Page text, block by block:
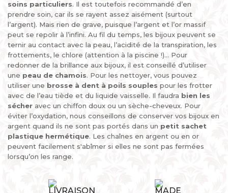
soins particuliers. Il est toutefois recommandé d’en
prendre soin, car ils se rayent assez aisément (surtout
l’argent). Mais rien de grave, puisque l’argent et l’or massif
peut se repolir à l’infini. Au fil du temps, les bijoux peuvent se
ternir au contact avec la peau, l’acidité de la transpiration, les
frottements, le chlore (attention à la piscine !)... Pour
redonner de la brillance aux bijoux, il est conseillé d’utiliser
une peau de chamois. Pour les nettoyer, vous pouvez
utiliser une brosse à dent à poils souples pour les frotter
avec de l’eau tiède et du liquide vaisselle. Il faudra bien les
sécher avec un chiffon doux ou un sèche-cheveux. Pour
éviter l’oxydation, nous conseillons de conserver vos bijoux en
argent quand ils ne sont pas portés dans un petit sachet
plastique hermétique. Les chaînes en argent ou en or
peuvent facilement s'abîmer si elles ne sont pas fermées
lorsqu’on les range.